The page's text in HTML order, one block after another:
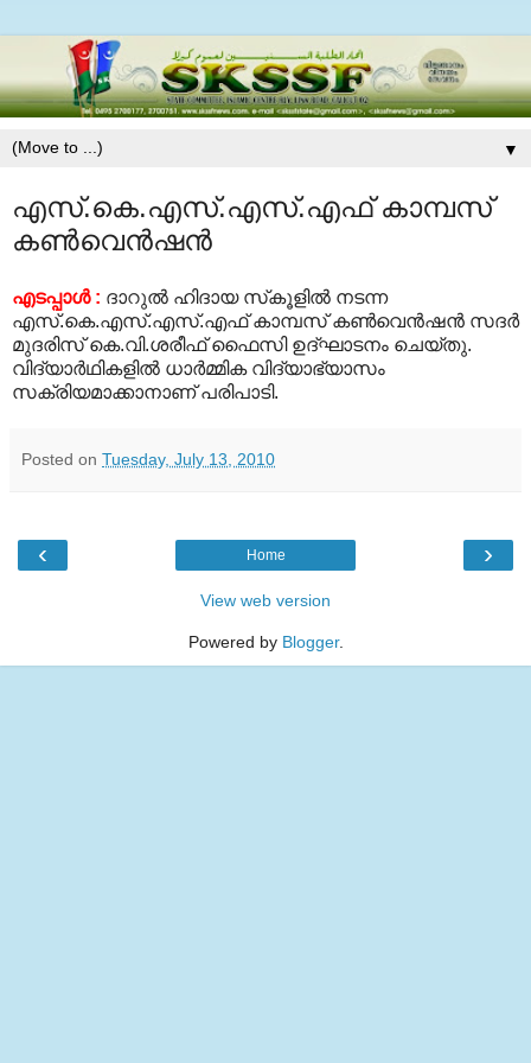
▼
എസ്.കെ.എസ്.എസ്.എഫ് കാമ്പസ്
കണ്‍വെന്‍ഷന്‍
എടപ്പാള്‍ : ദാറുല്‍ ഹിദായ സ്‌കൂളില്‍ നടന്ന
എസ്.കെ.എസ്.എസ്.എഫ് കാമ്പസ് കണ്‍വെന്‍ഷന്‍ സദര്‍
മുദരിസ് കെ.വി.ശരീഫ് ഫൈസി ഉദ്ഘാടനം ചെയ്തു.
വിദ്യാര്‍ഥികളില്‍ ധാര്‍മ്മിക വിദ്യാഭ്യാസം
സക്രിയമാക്കാനാണ് പരിപാടി.
Posted on Tuesday, July 13, 2010
‹ ›
Home
View web version
Powered by Blogger.